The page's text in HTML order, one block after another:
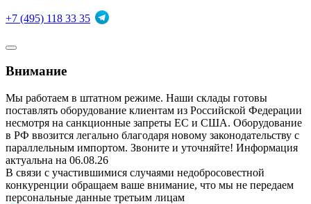
+7 (495) 118 33 35
Внимание
Мы работаем в штатном режиме. Наши склады готовы
поставлять оборудование клиентам из Российской Федерации
несмотря на санкционные запреты ЕС и США. Оборудование
в РФ ввозится легально благодаря новому законодательству с
параллельным импортом. Звоните и уточняйте! Информация
актуальна на 06.08.26
В связи с участившимися случаями недобросовестной
конкуренции обращаем ваше внимание, что мы не передаем
персональные данные третьим лицам